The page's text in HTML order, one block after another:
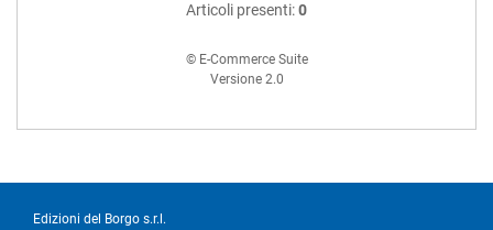
Articoli presenti:0
© E-Commerce Suite
Versione 2.0
Edizioni del Borgo s.r.l.